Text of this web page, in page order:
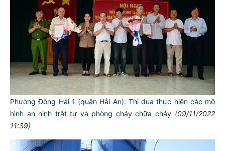
Phường Đông Hải 1 (quận Hải An): Thi đua thực hiện các mô
hình an ninh trật tự và phòng cháy chữa cháy (09/11/2022
11:39)